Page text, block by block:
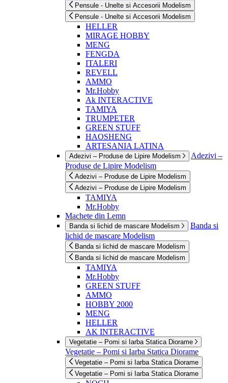
Pensule - Unelte si Accesorii Modelism
Pensule - Unelte si Accesorii Modelism
HELLER
MIRAGE HOBBY
MENG
FENGDA
ITALERI
REVELL
AMMO
Mr.Hobby
Ak INTERACTIVE
TAMIYA
TRUMPETER
GREEN STUFF
HAOSHENG
ARTESANIA LATINA
Adezivi – Produse de Lipire Modelism
Adezivi –
Produse de Lipire Modelism
Adezivi – Produse de Lipire Modelism
Adezivi – Produse de Lipire Modelism
TAMIYA
Mr.Hobby
Machete din Lemn
Banda si lichid de mascare Modelism
Banda si
lichid de mascare Modelism
Banda si lichid de mascare Modelism
Banda si lichid de mascare Modelism
TAMIYA
Mr.Hobby
GREEN STUFF
AMMO
HOBBY 2000
MENG
HELLER
AK INTERACTIVE
Vegetatie – Pomi si Iarba Statica Diorame
Vegetatie – Pomi si Iarba Statica Diorame
Vegetatie – Pomi si Iarba Statica Diorame
Vegetatie – Pomi si Iarba Statica Diorame